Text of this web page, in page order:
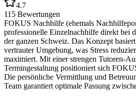
4.7
115 Bewertungen
FOKUS Nachhilfe (ehemals
professionelle Einzelnachhilfe direkt bei
der ganzen Schweiz. Das Konzept
vertrauter Umgebung, was Stress
maximiert. Mit einer strengen Tutoren-
Termingestaltung positioniert sich
Die persönliche Vermittlung und
Team garantiert optimale Passung